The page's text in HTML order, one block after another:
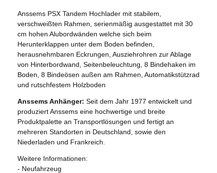
Anssems PSX Tandem Hochlader mit stabilem,
verschweißten Rahmen, serienmäßig ausgestattet mit 30
cm hohen Alubordwänden welche sich beim
Herunterklappen unter dem Boden befinden,
herausnehmbaren Eckrungen, Ausziehrohren zur Ablage
von Hinterbordwand, Seitenbeleuchtung, 8 Bindehaken im
Boden, 8 Bindeösen außen am Rahmen, Automatikstützrad
und rutschfestem Holzboden
Anssems Anhänger: Seit dem Jahr 1977 entwickelt und
produziert Anssems eine hochwertige und breite
Produktpalette an Transportlösungen und fertigt an
mehreren Standorten in Deutschland, sowie den
Niederladen und Frankreich.
Weitere Informationen:
- Neufahrzeug